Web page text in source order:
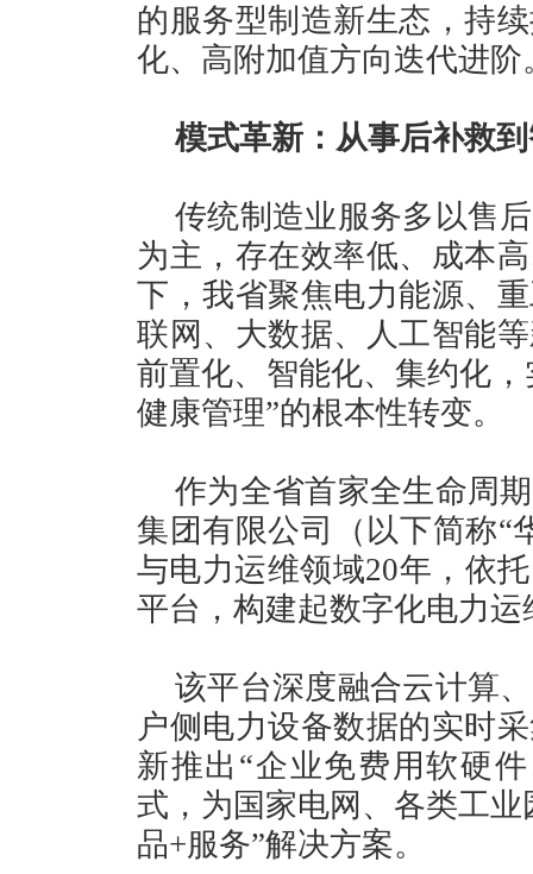
的服务型制造新生态，持
化、高附加值方向迭代进阶
模式革新：从事后补救
传统制造业服务多以售
为主，存在效率低、成本
下，我省聚焦电力能源、
联网、大数据、人工智能
前置化、智能化、集约化
健康管理”的根本性转变。
作为全省首家全生命周
集团有限公司（以下简称“
与电力运维领域20年，依
平台，构建起数字化电力运
该平台深度融合云计算
户侧电力设备数据的实时
新推出“企业免费用软硬
式，为国家电网、各类工
品+服务”解决方案。